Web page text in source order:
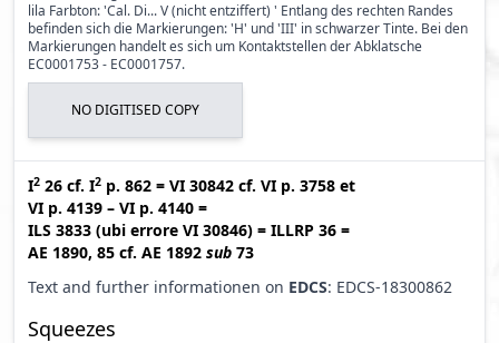
lila Farbton: 'Cal. Di... V (nicht entziffert) ' Entlang des rechten Randes
befinden sich die Markierungen: 'H' und 'III' in schwarzer Tinte. Bei den
Markierungen handelt es sich um Kontaktstellen der Abklatsche
EC0001753 - EC0001757.
NO DIGITISED COPY
I2 26 cf. I2 p. 862 = VI 30842 cf. VI p. 3758 et
VI p. 4139 – VI p. 4140 =
ILS 3833 (ubi errore VI 30846) = ILLRP 36 =
AE 1890, 85 cf. AE 1892 sub 73
Text and further informationen on EDCS: EDCS-18300862
Squeezes